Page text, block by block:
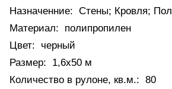
Назначенние: Стены; Кровля; Пол
Материал:
полипропилен
Цвет:
черный
Размер:
1,6х50 м
Количество в рулоне, кв.м.: 80